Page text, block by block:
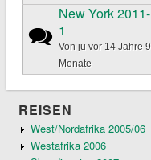
Normales Thema
New York 2011-
1
Von ju vor 14 Jahre 9
Monate
REISEN
West/Nordafrika 2005/06
Westafrika 2006